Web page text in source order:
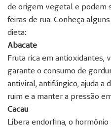
de origem vegetal e podem
feiras de rua. Conheça
dieta:
Abacate
Fruta rica em antioxidantes,
garante o consumo de
antiviral, antifúngico, ajuda a
ruim e a manter a pressão
Cacau
Libera endorfina, o